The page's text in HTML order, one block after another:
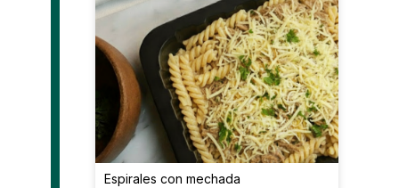
Espirales con mechada